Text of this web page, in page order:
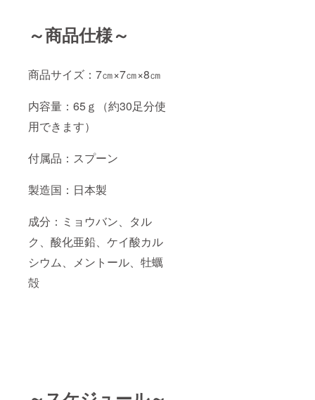
～商品仕様～
商品サイズ：7㎝×7㎝×8㎝
内容量：65ｇ（約30足分使
用できます）
付属品：スプーン
製造国：日本製
成分：ミョウバン、タル
ク、酸化亜鉛、ケイ酸カル
シウム、メントール、牡蠣
殻